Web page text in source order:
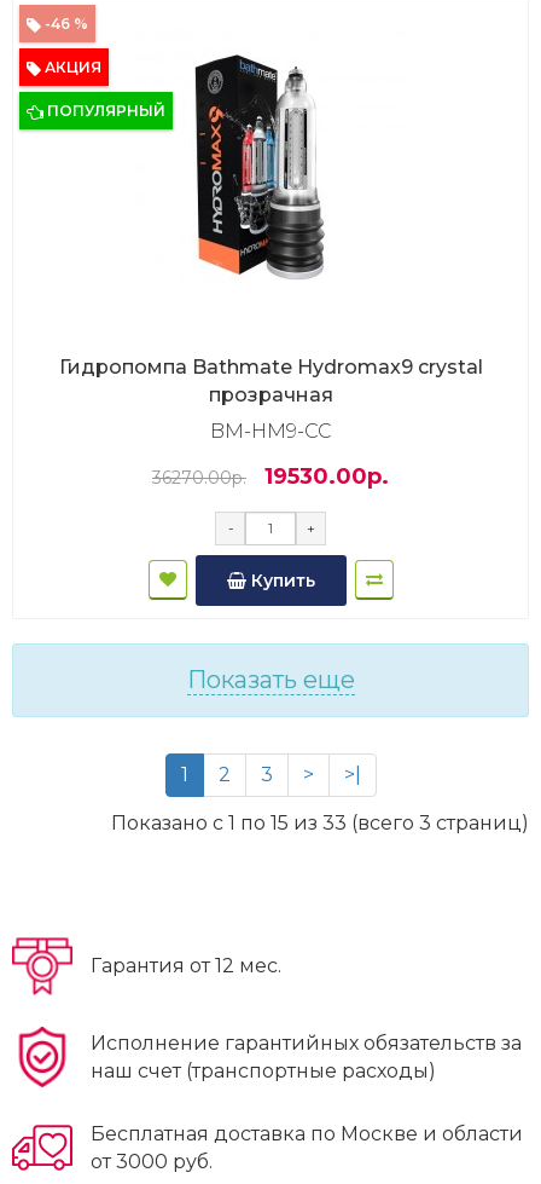
-46 %
АКЦИЯ
ПОПУЛЯРНЫЙ
Гидропомпа Bathmate Hydromax9 crystal
прозрачная
BM-HM9-CC
36270.00р. 19530.00р.
- +
Купить
Показать еще
1 2 3 > >|
Показано с 1 по 15 из 33 (всего 3 страниц)
Гарантия от 12 мес.
Исполнение гарантийных обязательств за
наш счет (транспортные расходы)
Бесплатная доставка по Москве и области
от 3000 руб.